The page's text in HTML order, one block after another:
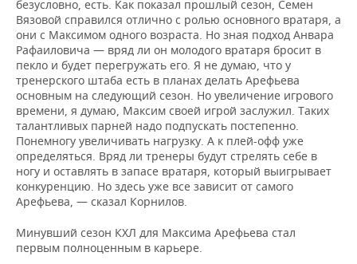
ВОДНЫЕ ВИДЫ СПОРТА
ХОККЕЙ С МЯЧОМ
ОБРАЗОВАНИЕ
ПРОИСШЕСТВИЯ
безусловно, есть. Как показал прошлый сезон, Семен
Вязовой справился отлично с ролью основного вратаря, а
они с Максимом одного возраста. Но зная подход Анвара
Рафаиловича — вряд ли он молодого вратаря бросит в
пекло и будет перегружать его. Я не думаю, что у
тренерского штаба есть в планах делать Арефьева
основным на следующий сезон. Но увеличение игрового
времени, я думаю, Максим своей игрой заслужил. Таких
талантливых парней надо подпускать постепенно.
Понемногу увеличивать нагрузку. А к плей-офф уже
определяться. Вряд ли тренеры будут стрелять себе в
ногу и оставлять в запасе вратаря, который выигрывает
конкуренцию. Но здесь уже все зависит от самого
Арефьева, — сказал Корнилов.
Минувший сезон КХЛ для Максима Арефьева стал
первым полноценным в карьере.